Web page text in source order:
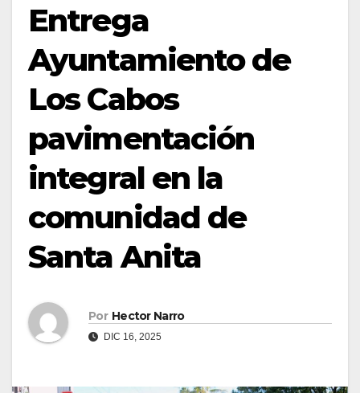
Entrega
Ayuntamiento de
Los Cabos
pavimentación
integral en la
comunidad de
Santa Anita
Por Hector Narro
DIC 16, 2025